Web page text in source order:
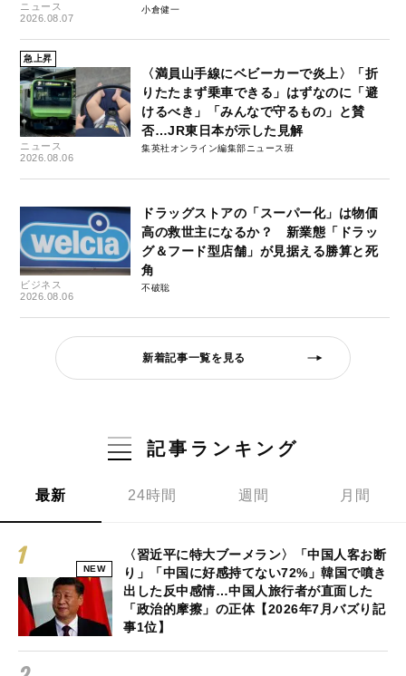
ニュース
2026.08.07
小倉健一
急上昇
ニュース
2026.08.06
〈満員山手線にベビーカーで炎上〉「折
りたたまず乗車できる」はずなのに「避
けるべき」「みんなで守るもの」と賛
否…JR東日本が示した見解
集英社オンライン編集部ニュース班
ビジネス
2026.08.06
ドラッグストアの「スーパー化」は物価
高の救世主になるか？ 新業態「ドラッ
グ＆フード型店舗」が見据える勝算と死
角
不破聡
新着記事一覧を見る
記事ランキング
最新 24時間 週間 月間
NEW
〈習近平に特大ブーメラン〉「中国人客お断
り」「中国に好感持てない72%」韓国で噴き
出した反中感情…中国人旅行者が直面した
「政治的摩擦」の正体【2026年7月バズり記
事1位】